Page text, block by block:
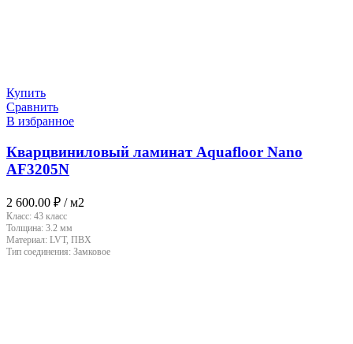
Купить
Сравнить
В избранное
Кварцвиниловый ламинат Aquafloor Nano
AF3205N
2 600.00 ₽ / м2
Класс: 43 класс
Толщина: 3.2 мм
Материал: LVT, ПВХ
Тип соединения: Замковое